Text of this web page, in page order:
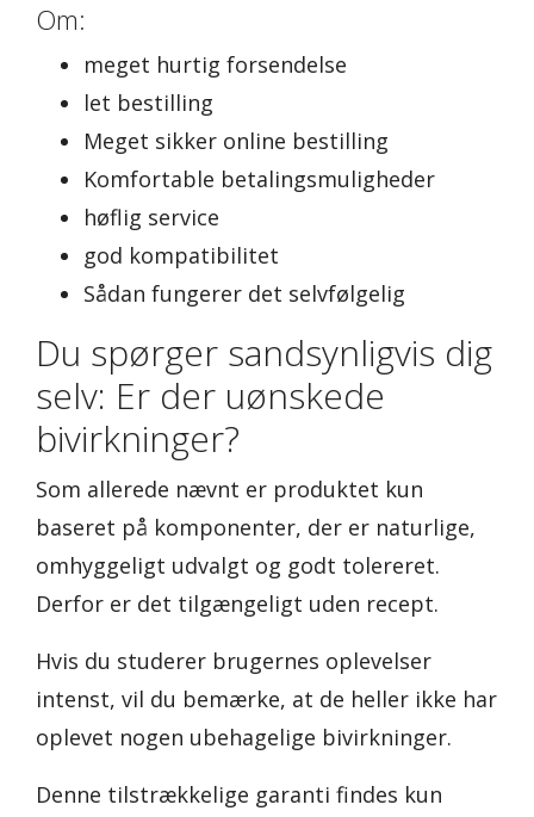
Om:
meget hurtig forsendelse
let bestilling
Meget sikker online bestilling
Komfortable betalingsmuligheder
høflig service
god kompatibilitet
Sådan fungerer det selvfølgelig
Du spørger sandsynligvis dig
selv: Er der uønskede
bivirkninger?
Som allerede nævnt er produktet kun
baseret på komponenter, der er naturlige,
omhyggeligt udvalgt og godt tolereret.
Derfor er det tilgængeligt uden recept.
Hvis du studerer brugernes oplevelser
intenst, vil du bemærke, at de heller ikke har
oplevet nogen ubehagelige bivirkninger.
Denne tilstrækkelige garanti findes kun